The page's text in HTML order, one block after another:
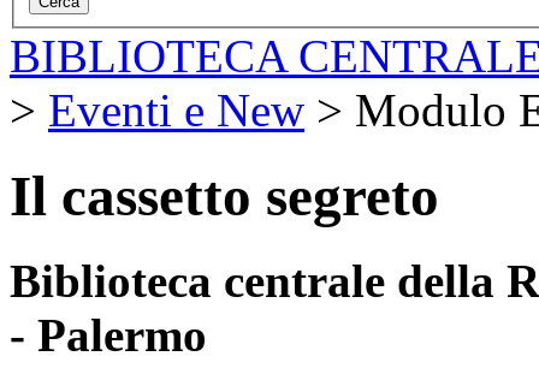
BIBLIOTECA
> Eventi e New > Modulo
Il cassetto segreto
Biblioteca centrale della
- Palermo